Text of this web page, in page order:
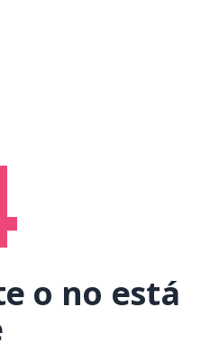
o no está